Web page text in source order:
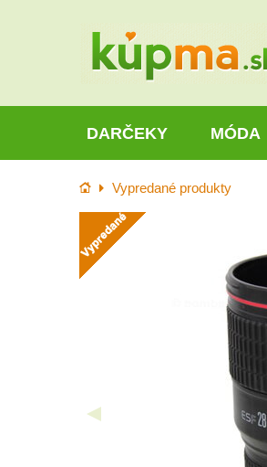
DARČEKY MÓDA
Úvod Vypredané produkty